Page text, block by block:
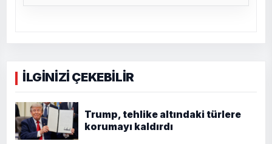
İLGİNİZİ ÇEKEBİLİR
Trump, tehlike altındaki türlere
korumayı kaldırdı